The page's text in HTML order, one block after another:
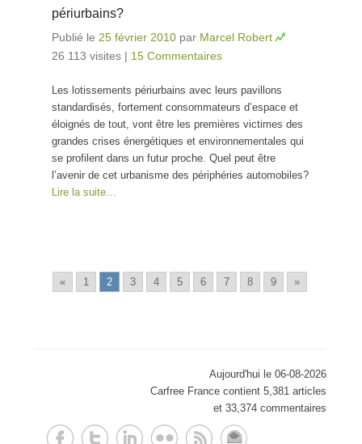
périurbains?
Publié le 25 février 2010 par Marcel Robert
26 113 visites | 15 Commentaires
Les lotissements périurbains avec leurs pavillons
standardisés, fortement consommateurs d’espace et
éloignés de tout, vont être les premières victimes des
grandes crises énergétiques et environnementales qui
se profilent dans un futur proche. Quel peut être
l’avenir de cet urbanisme des périphéries automobiles?
Lire la suite…
« 1 2 3 4 5 6 7 8 9 »
Aujourd'hui le 06-08-2026
Carfree France contient 5,381 articles
et 33,374 commentaires